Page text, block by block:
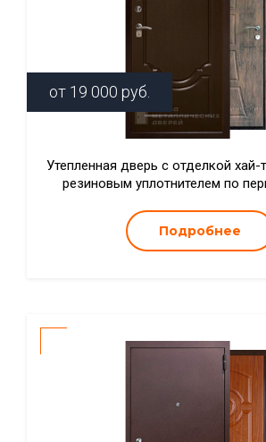
от 19 000 руб.
Утепленная дверь с отделкой
резиновым уплотнителем по
Подробнее